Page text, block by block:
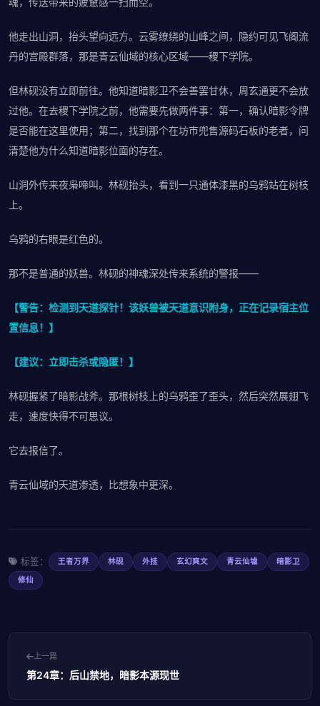
他走出山洞，抬头望向远方。云雾缭绕的山峰之间，隐约可见飞阁流
丹的宫殿群落，那是青云仙域的核心区域——稷下学院。
但林砚没有立即前往。他知道暗影卫不会善罢甘休，周玄通更不会放
过他。在去稷下学院之前，他需要先做两件事：第一，确认暗影令牌
是否能在这里使用；第二，找到那个在坊市兜售源码石板的老者，问
清楚他为什么知道暗影位面的存在。
山洞外传来夜枭啼叫。林砚抬头，看到一只通体漆黑的乌鸦站在树枝
上。
乌鸦的右眼是红色的。
那不是普通的妖兽。林砚的神魂深处传来系统的警报——
【警告：检测到天道探针！该妖兽被天道意识附身，正在记录宿主位
置信息！】
【建议：立即击杀或隐匿！】
林砚握紧了暗影战斧。那根树枝上的乌鸦歪了歪头，然后突然展翅飞
走，速度快得不可思议。
它去报信了。
青云仙域的天道渗透，比想象中更深。
标签： 王者万界 林砚 外挂 玄幻爽文 青云仙墟
暗影卫
修仙
上一篇
第24章：后山禁地，暗影本源现世